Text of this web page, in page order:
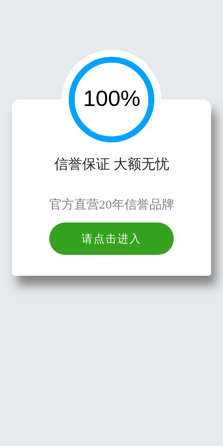
信誉保证 大额无忧
官方直营20年信誉品牌
请点击进入